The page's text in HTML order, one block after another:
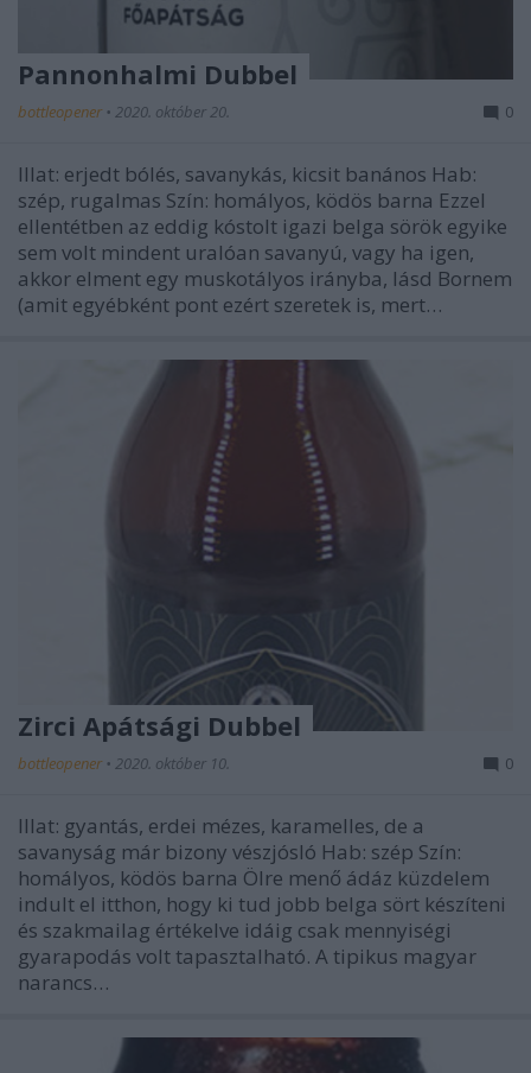
Pannonhalmi Dubbel
bottleopener • 2020. október 20. 0
Illat: erjedt bólés, savanykás, kicsit banános Hab:
szép, rugalmas Szín: homályos, ködös barna Ezzel
ellentétben az eddig kóstolt igazi belga sörök egyike
sem volt mindent uralóan savanyú, vagy ha igen,
akkor elment egy muskotályos irányba, lásd Bornem
(amit egyébként pont ezért szeretek is, mert…
Zirci Apátsági Dubbel
bottleopener • 2020. október 10. 0
Illat: gyantás, erdei mézes, karamelles, de a
savanyság már bizony vészjósló Hab: szép Szín:
homályos, ködös barna Ölre menő ádáz küzdelem
indult el itthon, hogy ki tud jobb belga sört készíteni
és szakmailag értékelve idáig csak mennyiségi
gyarapodás volt tapasztalható. A tipikus magyar
narancs…